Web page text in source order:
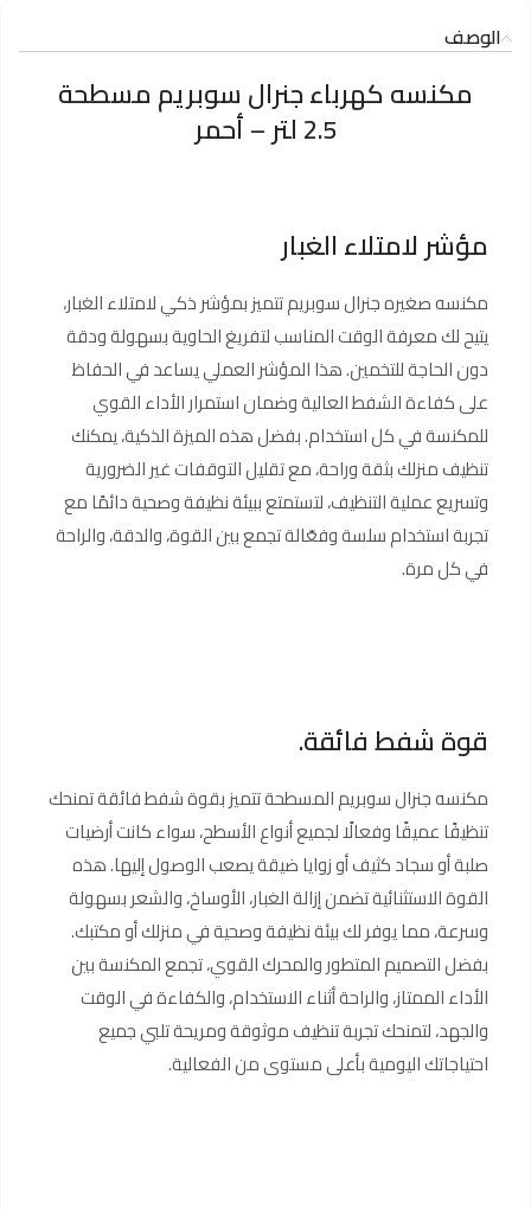
الوصف
مكنسه كهرباء جنرال سوبريم مسطحة
2.5 لتر – أحمر
مؤشر لامتلاء الغبار
مكنسه صغيره جنرال سوبريم تتميز بمؤشر ذكي لامتلاء الغبار،
يتيح لك معرفة الوقت المناسب لتفريغ الحاوية بسهولة ودقة
دون الحاجة للتخمين. هذا المؤشر العملي يساعد في الحفاظ
على كفاءة الشفط العالية وضمان استمرار الأداء القوي
للمكنسة في كل استخدام. بفضل هذه الميزة الذكية، يمكنك
تنظيف منزلك بثقة وراحة، مع تقليل التوقفات غير الضرورية
وتسريع عملية التنظيف، لتستمتع ببيئة نظيفة وصحية دائمًا مع
تجربة استخدام سلسة وفعّالة تجمع بين القوة، والدقة، والراحة
في كل مرة.
قوة شفط فائقة.
مكنسه جنرال سوبريم المسطحة تتميز بقوة شفط فائقة تمنحك
تنظيفًا عميقًا وفعالًا لجميع أنواع الأسطح، سواء كانت أرضيات
صلبة أو سجاد كثيف أو زوايا ضيقة يصعب الوصول إليها. هذه
القوة الاستثنائية تضمن إزالة الغبار، الأوساخ، والشعر بسهولة
وسرعة، مما يوفر لك بيئة نظيفة وصحية في منزلك أو مكتبك.
بفضل التصميم المتطور والمحرك القوي، تجمع المكنسة بين
الأداء الممتاز، والراحة أثناء الاستخدام، والكفاءة في الوقت
والجهد، لتمنحك تجربة تنظيف موثوقة ومريحة تلبي جميع
احتياجاتك اليومية بأعلى مستوى من الفعالية.